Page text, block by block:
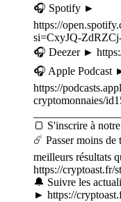
🎧 Spotify ►
⁠⁠⁠⁠⁠⁠⁠⁠⁠⁠⁠⁠⁠⁠⁠⁠⁠⁠https://
si=CxyJQ-
🎧 Deezer ►
🎧 Apple Podcast
⁠⁠⁠⁠⁠⁠⁠⁠⁠⁠⁠⁠⁠⁠⁠⁠⁠⁠https://
cryptomonnaies/
🍞 S'inscrire à
☄️ Passer moins de
meilleurs résultats
⁠⁠⁠⁠⁠⁠⁠⁠https://cryptoast.fr/
🔔 Suivre les
► ⁠⁠⁠⁠⁠⁠⁠⁠https://